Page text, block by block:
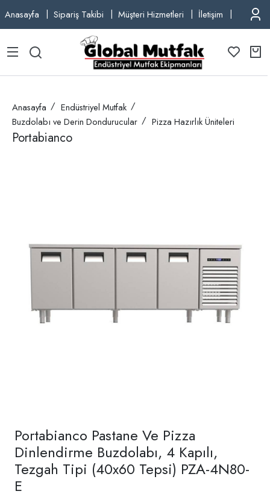
Anasayfa Sipariş Takibi Müşteri Hizmetleri İletişim TEL:
Anasayfa
Endüstriyel Mutfak
Buzdolabı ve Derin Dondurucular
Pizza Hazırlık Üniteleri
Portabianco
Portabianco Pastane Ve Pizza
Dinlendirme Buzdolabı, 4 Kapılı,
Tezgah Tipi (40x60 Tepsi) PZA-4N80-
E